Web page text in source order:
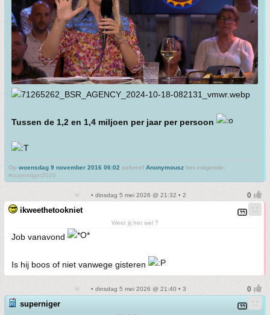
Tussen de 1,2 en 1,4 miljoen per jaar per persoon
Op woensdag 9 november 2016 06:02 schreef Anonymousz het volgende:
#superniger2020
• dinsdag 5 mei 2026 @ 21:32 • 2
ikweethetookniet
Weet jij het wel ?
Job vanavond
Is hij boos of niet vanwege gisteren
• dinsdag 5 mei 2026 @ 21:40 • 3
superniger